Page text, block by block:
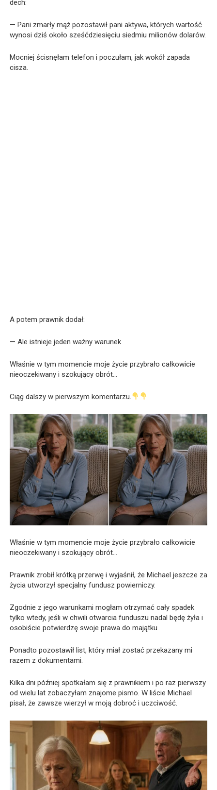
dech:
— Pani zmarły mąż pozostawił pani aktywa, których wartość
wynosi dziś około sześćdziesięciu siedmiu milionów dolarów.
Mocniej ścisnęłam telefon i poczułam, jak wokół zapada
cisza.
A potem prawnik dodał:
— Ale istnieje jeden ważny warunek.
Właśnie w tym momencie moje życie przybrało całkowicie
nieoczekiwany i szokujący obrót…
Ciąg dalszy w pierwszym komentarzu.
Właśnie w tym momencie moje życie przybrało całkowicie
nieoczekiwany i szokujący obrót…
Prawnik zrobił krótką przerwę i wyjaśnił, że Michael jeszcze za
życia utworzył specjalny fundusz powierniczy.
Zgodnie z jego warunkami mogłam otrzymać cały spadek
tylko wtedy, jeśli w chwili otwarcia funduszu nadal będę żyła i
osobiście potwierdzę swoje prawa do majątku.
Ponadto pozostawił list, który miał zostać przekazany mi
razem z dokumentami.
Kilka dni później spotkałam się z prawnikiem i po raz pierwszy
od wielu lat zobaczyłam znajome pismo. W liście Michael
pisał, że zawsze wierzył w moją dobroć i uczciwość.